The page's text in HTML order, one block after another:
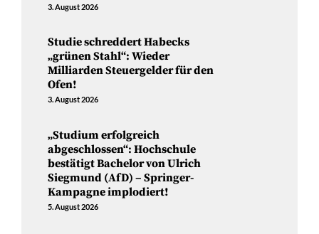
3. August 2026
Studie schreddert Habecks
„grünen Stahl“: Wieder
Milliarden Steuergelder für den
Ofen!
3. August 2026
„Studium erfolgreich
abgeschlossen“: Hochschule
bestätigt Bachelor von Ulrich
Siegmund (AfD) – Springer-
Kampagne implodiert!
5. August 2026